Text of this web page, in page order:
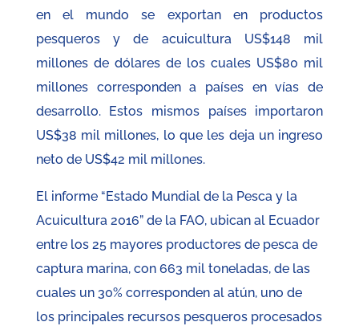
en el mundo se exportan en productos
pesqueros y de acuicultura US$148 mil
millones de dólares de los cuales US$80 mil
millones corresponden a países en vías de
desarrollo. Estos mismos países importaron
US$38 mil millones, lo que les deja un ingreso
neto de US$42 mil millones.
El informe “Estado Mundial de la Pesca y la
Acuicultura 2016” de la FAO, ubican al Ecuador
entre los 25 mayores productores de pesca de
captura marina, con 663 mil toneladas, de las
cuales un 30% corresponden al atún, uno de
los principales recursos pesqueros procesados